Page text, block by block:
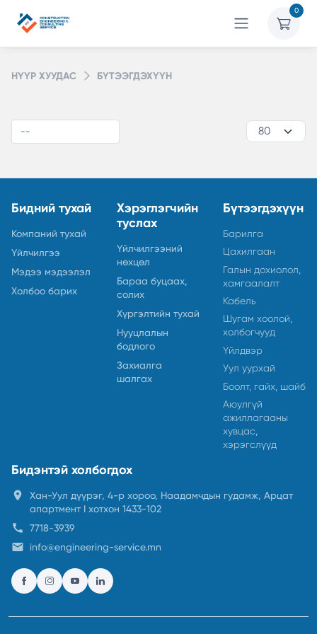
0
НҮҮР ХУУДАС БҮТЭЭГДЭХҮҮН
Бидний тухай
Компаний тухай
Үйлчилгээ
Мэдээ мэдээлэл
Холбоо барих
Хэрэглэгчийн
туслах
Үйлчилгээний
нөхцөл
Бараа буцаах,
солих
Хүргэлтийн тухай
Нууцлалын
бодлого
Захиалга
шалгах
Бүтээгдэхүүн
Барилга
Цахилгаан
Галын дохиолол,
хамгаалалт
Кабель
Шугам хоолой,
холбогчууд
Үйлдвэр
Уул уурхай
Боолт, гайх, шайб
Аюулгүй
ажиллагааны
хувцас,
хэрэгслүүд
Бидэнтэй холбогдох
location_on
Хан-Уул дүүрэг, 4-р хороо, Наадамчдын гудамж, Арцат
апартмент I хотхон 1433-102
call 7718-3939
email info@engineering-service.mn